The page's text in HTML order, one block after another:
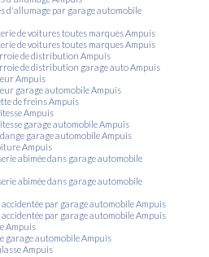
d'allumage par garage automobile
de voitures toutes marques Ampuis
de voitures toutes marques Ampuis
de distribution Ampuis
de distribution garage auto Ampuis
Ampuis
garage automobile Ampuis
de freins Ampuis
Ampuis
garage automobile Ampuis
garage automobile Ampuis
Ampuis
abimée dans garage automobile
abimée dans garage automobile
par garage automobile Ampuis
par garage automobile Ampuis
Ampuis
garage automobile Ampuis
Ampuis